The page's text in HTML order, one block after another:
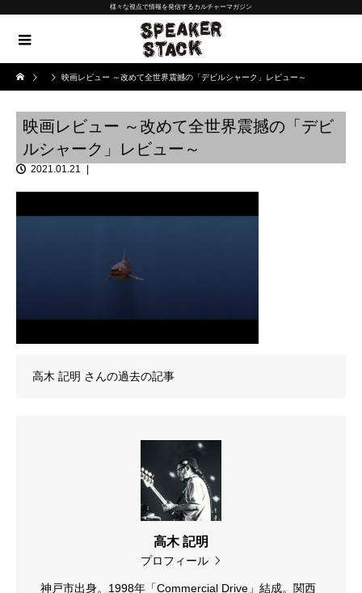
様々な視点で情報を発信するカルチャーマガジン
映画レビュー ～改めて全世界震撼の「デビルシャーク」レビュー～
映画レビュー ～改めて全世界震撼の「デビ
ルシャーク」レビュー～
2021.01.21
高木 記明 さんの過去の記事
高木 記明
プロフィール
神戸市出身。1998年「Commercial Drive」結成。関西